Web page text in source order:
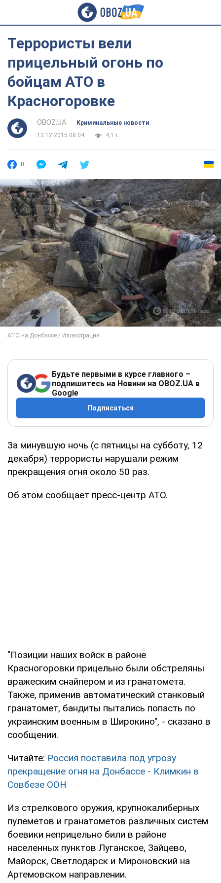
Террористы вели
прицельный огонь по
бойцам АТО в
Красногоровке
OBOZ.UA
Криминальные новости
12.12.2015 08:04
4,1 т.
0
Будьте первыми в курсе главного –
подпишитесь на Новини на OBOZ.UA в
Google
Подписаться
За минувшую ночь (с пятницы на субботу, 12
декабря) террористы нарушали режим
прекращения огня около 50 раз.
Об этом сообщает пресс-центр АТО.
"Позиции наших войск в районе
Красногоровки прицельно были обстреляны
вражеским снайпером и из гранатомета.
Также, применив автоматический станковый
гранатомет, бандиты пытались попасть по
украинским военным в Широкино", - сказано в
сообщении.
Читайте: Россия поставила под угрозу
прекращение огня на Донбассе - Климкин в
Совбезе ООН
Из стрелкового оружия, крупнокалиберных
пулеметов и гранатометов различных систем
боевики неприцельно били в районе
населенных пунктов Луганское, Зайцево,
Майорск, Светлодарск и Мироновский на
Артемовском направлении.